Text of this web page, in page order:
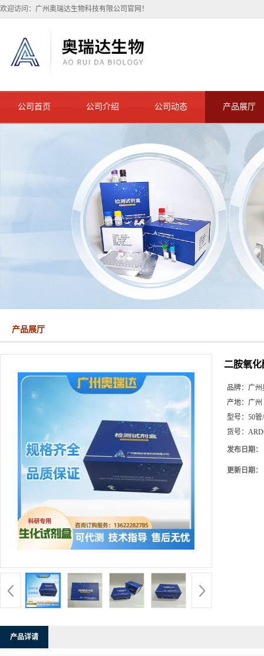
欢迎访问：广州奥瑞达生物科技有限公司官网！
公司首页 公司介绍 公司动态 产品展厅
产品展厅
二胺氧
品牌： 广州
产地： 广州
型号： 50管
货号：
发布日期：
更新日期：
产品详请